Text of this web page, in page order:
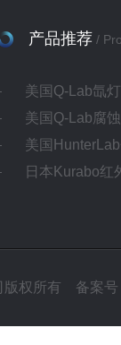
产品推荐 /
美国Q-Lab氙
美国Q-Lab腐
美国
日本Kurabo红
版权所有 备案